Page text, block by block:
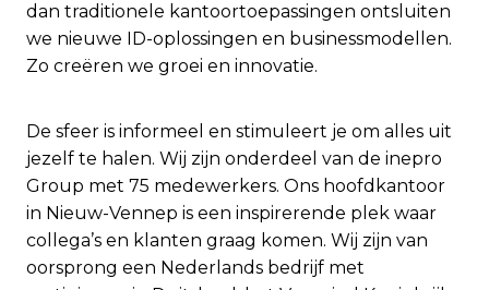
dan traditionele kantoortoepassingen ontsluiten
we nieuwe ID-oplossingen en businessmodellen.
Zo creëren we groei en innovatie.
De sfeer is informeel en stimuleert je om alles uit
jezelf te halen. Wij zijn onderdeel van de inepro
Group met 75 medewerkers. Ons hoofdkantoor
in Nieuw-Vennep is een inspirerende plek waar
collega’s en klanten graag komen. Wij zijn van
oorsprong een Nederlands bedrijf met